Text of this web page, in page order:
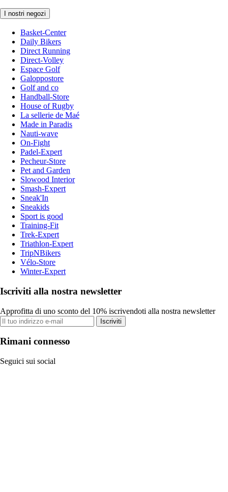
I nostri negozi
Basket-Center
Daily Bikers
Direct Running
Direct-Volley
Espace Golf
Galoppostore
Golf and co
Handball-Store
House of Rugby
La sellerie de Maé
Made in Paradis
Nauti-wave
On-Fight
Padel-Expert
Pecheur-Store
Pet and Garden
Slowood Interior
Smash-Expert
Sneak'In
Sneakids
Sport is good
Training-Fit
Trek-Expert
Triathlon-Expert
TripNBikers
Vélo-Store
Winter-Expert
Iscriviti alla nostra newsletter
Approfitta di uno sconto del 10% iscrivendoti alla nostra newsletter
Iscriviti
Rimani connesso
Seguici sui social